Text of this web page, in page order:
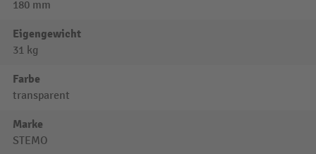
180 mm
Eigengewicht
31 kg
Farbe
transparent
Marke
STEMO